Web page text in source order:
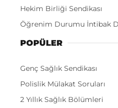
Hekim Birliği Sendikası
Öğrenim Durumu İntibak
POPÜLER
Genç Sağlık Sendikası
Polislik Mülakat Soruları
2 Yıllık Sağlık Bölümleri